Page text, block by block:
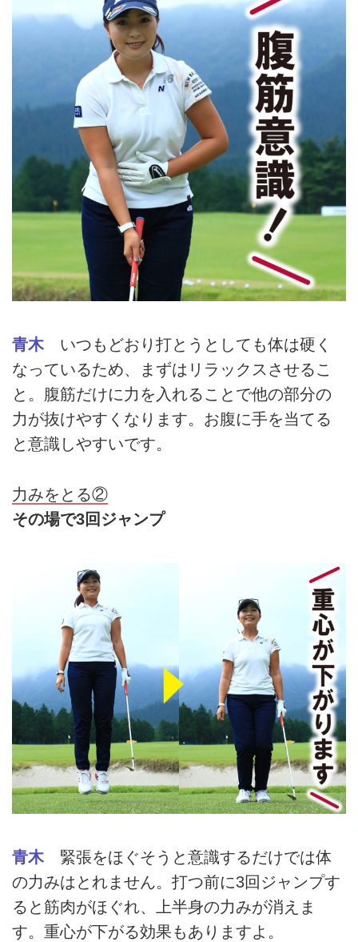
青木 いつもどおり打とうとしても体は硬く
なっているため、まずはリラックスさせるこ
と。腹筋だけに力を入れることで他の部分の
力が抜けやすくなります。お腹に手を当てる
と意識しやすいです。
力みをとる②
その場で3回ジャンプ
青木 緊張をほぐそうと意識するだけでは体
の力みはとれません。打つ前に3回ジャンプす
ると筋肉がほぐれ、上半身の力みが消えま
す。重心が下がる効果もありますよ。